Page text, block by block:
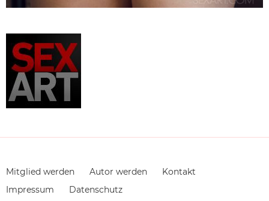
Navigation
überspringen
Mitglied werden Autor werden
Kontakt
Impressum
Datenschutz